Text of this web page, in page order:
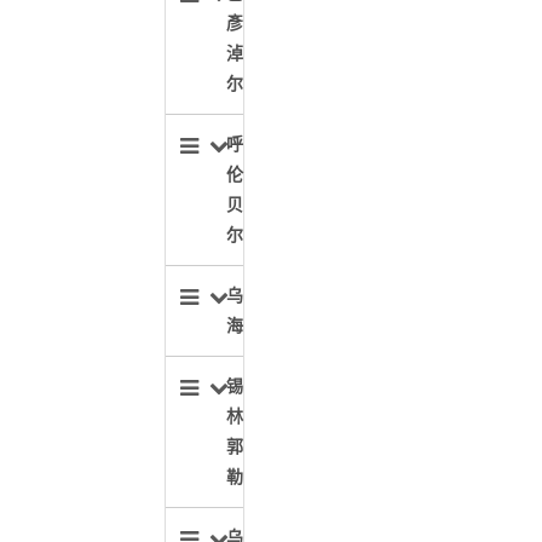
彥
淖
尔
呼
伦
贝
尔
乌
海
锡
林
郭
勒
乌